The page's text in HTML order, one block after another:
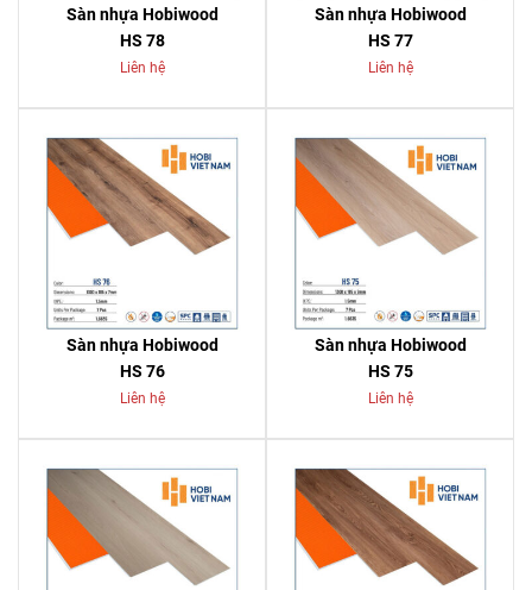
Sàn nhựa Hobiwood
HS 78
Liên hệ
Sàn nhựa Hobiwood
HS 77
Liên hệ
Sàn nhựa Hobiwood
HS 76
Liên hệ
Sàn nhựa Hobiwood
HS 75
Liên hệ